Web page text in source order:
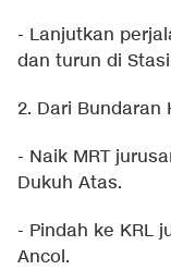
- Lanjutkan
dan turun di
2. Dari Bundaran
- Naik MRT
Dukuh Atas.
- Pindah ke KRL
Ancol.